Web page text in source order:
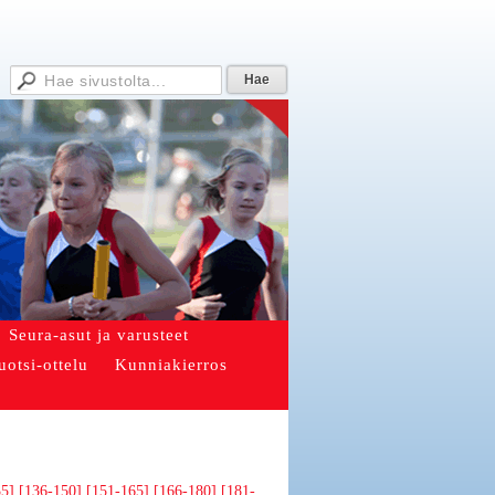
Seura-asut ja varusteet
ottelu
Kunniakierros
[136-150] [151-165] [166-180] [181-